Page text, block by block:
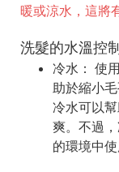
暖或涼水，這將
洗髮的水溫控
冷水： 使
助於縮小
冷水可以
爽。不過
的環境中使